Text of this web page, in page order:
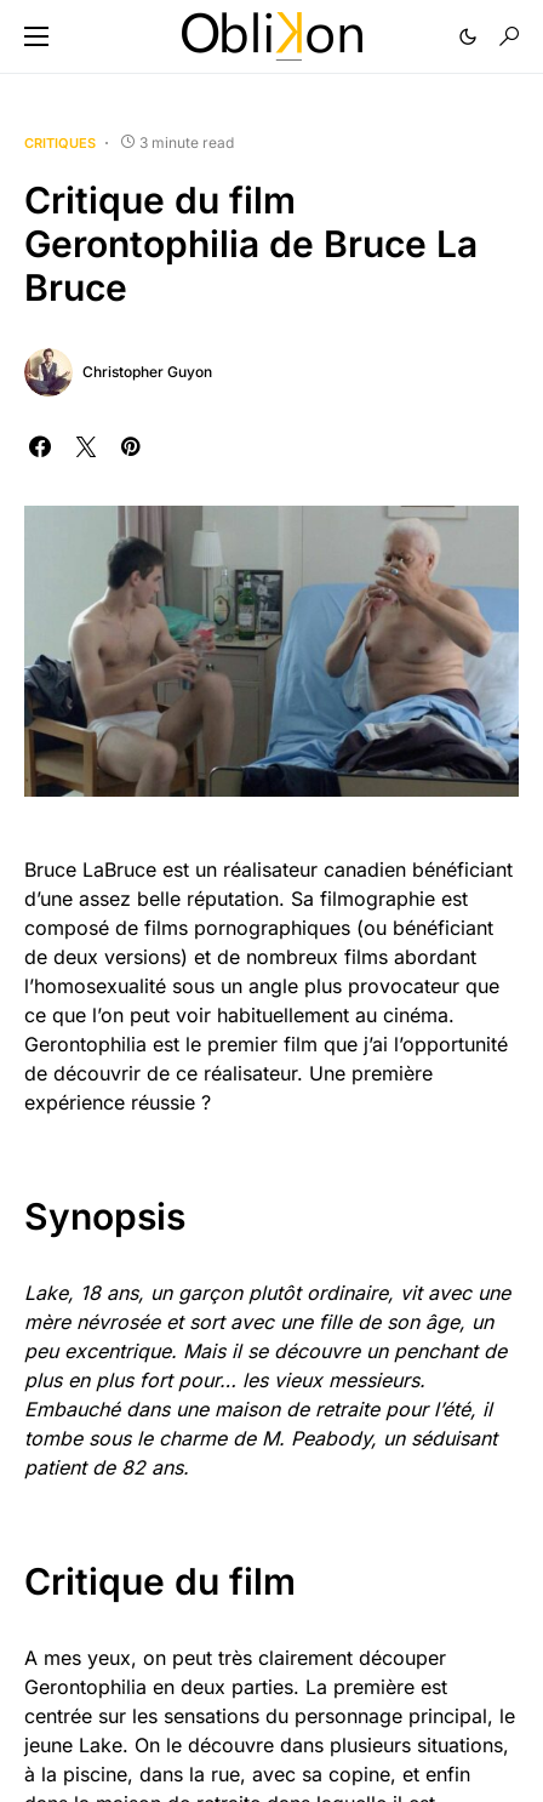
CRITIQUES 3 minute read
Critique du film
Gerontophilia de Bruce La
Bruce
Christopher Guyon
Bruce LaBruce est un réalisateur canadien bénéficiant
d’une assez belle réputation. Sa filmographie est
composé de films pornographiques (ou bénéficiant
de deux versions) et de nombreux films abordant
l’homosexualité sous un angle plus provocateur que
ce que l’on peut voir habituellement au cinéma.
Gerontophilia est le premier film que j’ai l’opportunité
de découvrir de ce réalisateur. Une première
expérience réussie ?
Synopsis
Lake, 18 ans, un garçon plutôt ordinaire, vit avec une
mère névrosée et sort avec une fille de son âge, un
peu excentrique. Mais il se découvre un penchant de
plus en plus fort pour… les vieux messieurs.
Embauché dans une maison de retraite pour l’été, il
tombe sous le charme de M. Peabody, un séduisant
patient de 82 ans.
Critique du film
A mes yeux, on peut très clairement découper
Gerontophilia en deux parties. La première est
centrée sur les sensations du personnage principal, le
jeune Lake. On le découvre dans plusieurs situations,
à la piscine, dans la rue, avec sa copine, et enfin